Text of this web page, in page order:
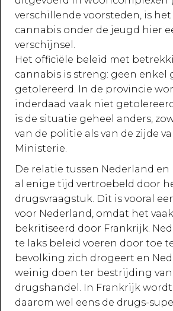
verschillende voorsteden, is
cannabis onder de jeugd hier
verschijnsel.
Het officiële beleid met
cannabis is streng: geen enkel
getolereerd. In de provincie
inderdaad vaak niet
is de situatie geheel anders,
van de politie als van de zijde
Ministerie.
De relatie tussen Nederland
al enige tijd vertroebeld door
drugsvraagstuk. Dit is vooral
voor Nederland, omdat het
bekritiseerd door Frankrijk.
te laks beleid voeren door toe
bevolking zich drogeert en
weinig doen ter bestrijding van
drugshandel. In Frankrijk
daarom wel eens de drugs-